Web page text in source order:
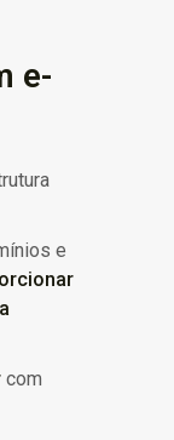
e-
e
com